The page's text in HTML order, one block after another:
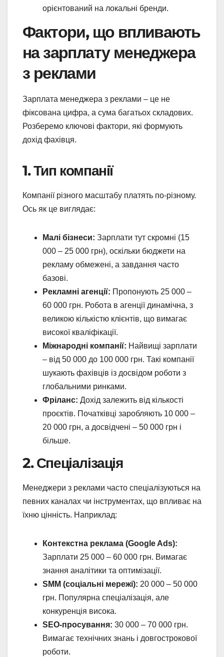
орієнтований на локальні бренди.
Фактори, що впливають
на зарплату менеджера
з реклами
Зарплата менеджера з реклами – це не
фіксована цифра, а сума багатьох складових.
Розберемо ключові фактори, які формують
дохід фахівця.
1. Тип компанії
Компанії різного масштабу платять по-різному.
Ось як це виглядає:
Малі бізнеси: Зарплати тут скромні (15
000 – 25 000 грн), оскільки бюджети на
рекламу обмежені, а завдання часто
базові.
Рекламні агенції: Пропонують 25 000 –
60 000 грн. Робота в агенції динамічна, з
великою кількістю клієнтів, що вимагає
високої кваліфікації.
Міжнародні компанії: Найвищі зарплати
– від 50 000 до 100 000 грн. Такі компанії
шукають фахівців із досвідом роботи з
глобальними ринками.
Фріланс: Дохід залежить від кількості
проєктів. Початківці заробляють 10 000 –
20 000 грн, а досвідчені – 50 000 грн і
більше.
2. Спеціалізація
Менеджери з реклами часто спеціалізуються на
певних каналах чи інструментах, що впливає на
їхню цінність. Наприклад:
Контекстна реклама (Google Ads):
Зарплати 25 000 – 60 000 грн. Вимагає
знання аналітики та оптимізації.
SMM (соціальні мережі): 20 000 – 50 000
грн. Популярна спеціалізація, але
конкуренція висока.
SEO-просування: 30 000 – 70 000 грн.
Вимагає технічних знань і довгострокової
роботи.